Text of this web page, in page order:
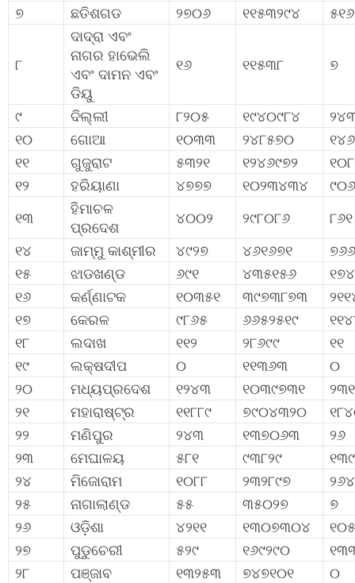
୭
ଛତିଶଗଡ ୨୭୦୬ ୧୧୫୩୨୯୪ ୫୧୬
୮
ଦାଦ୍ରା ଏବଂ
ନାଗର ହାଭେଲି
ଏବଂ ଦାମନ ଏବଂ
ଡିୟୁ
୧୬ ୧୧୫୩୮ ୭
୯ ଦିଲ୍ଲୀ ୮୨୦୫ ୧୯୪୦୯୮୪
୧୦
ଗୋଆ ୧୦୩୩ ୨୪୮୫୭୦
୧୪୬
୧୧
ଗୁଜୁରାଟ ୫୩୨୧ ୧୨୪୬୯୭୨
୧୨
ହରିୟାଣା ୪୭୭୭ ୧୦୨୩୪୩୪
୯୦୬
୧୩
ହିମାଚଳ
ପ୍ରଦେଶ
୪୦୦୨ ୨୯୮୦୮୬
୮୬୧
୧୪
ଜାମ୍ମୁ କାଶ୍ମୀର ୪୯୨୭ ୪୬୧୬୭୧
୭୬୬
୧୫
ଝାଡଖଣ୍ଡ ୬୯୧ ୪୩୫୧୫୬
୧୭୪
୧୬
କର୍ଣ୍ଣାଟକ ୧୦୩୫୧ ୩୯୭୩୮୭୩
୧୭
କେରଳ ୯୮୬୫ ୬୬୫୨୫୧୯
୧୮
ଲଦାଖ ୧୧୨ ୨୮୬୯୯
୧୧
୧୯
ଲକ୍ଷଦୀପ ୦ ୧୧୩୬୩
୦
୨୦
ମଧ୍ୟପ୍ରଦେଶ ୧୨୪୩ ୧୦୩୯୭୩୧
୨୩୧
୨୧
ମହାରାଷ୍ଟ୍ର ୧୧୮୮୯ ୭୯୦୪୩୨୦
୨୨
ମଣିପୁର ୨୪୩ ୧୩୭୦୬୩
୨୬
୨୩
ମେଘାଳୟ ୫୮୧ ୯୩୮୨୯
୧୩୯
୨୪
ମିଜୋରାମ ୧୦୮୮ ୨୩୨୮୯୭
୨୬୪
୨୫
ନାଗାଲାଣ୍ଡ ୫୫ ୩୫୦୨୭
୭
୨୬
ଓଡ଼ିଶା ୪୨୧୧ ୧୩୦୭୩୦୪
୨୭
ପୁଡୁଚେରୀ ୫୨୯ ୧୬୯୨୯୦
୨୮
ପଞ୍ଜାବ ୧୩୨୫୩ ୭୪୭୧୦୧
୦